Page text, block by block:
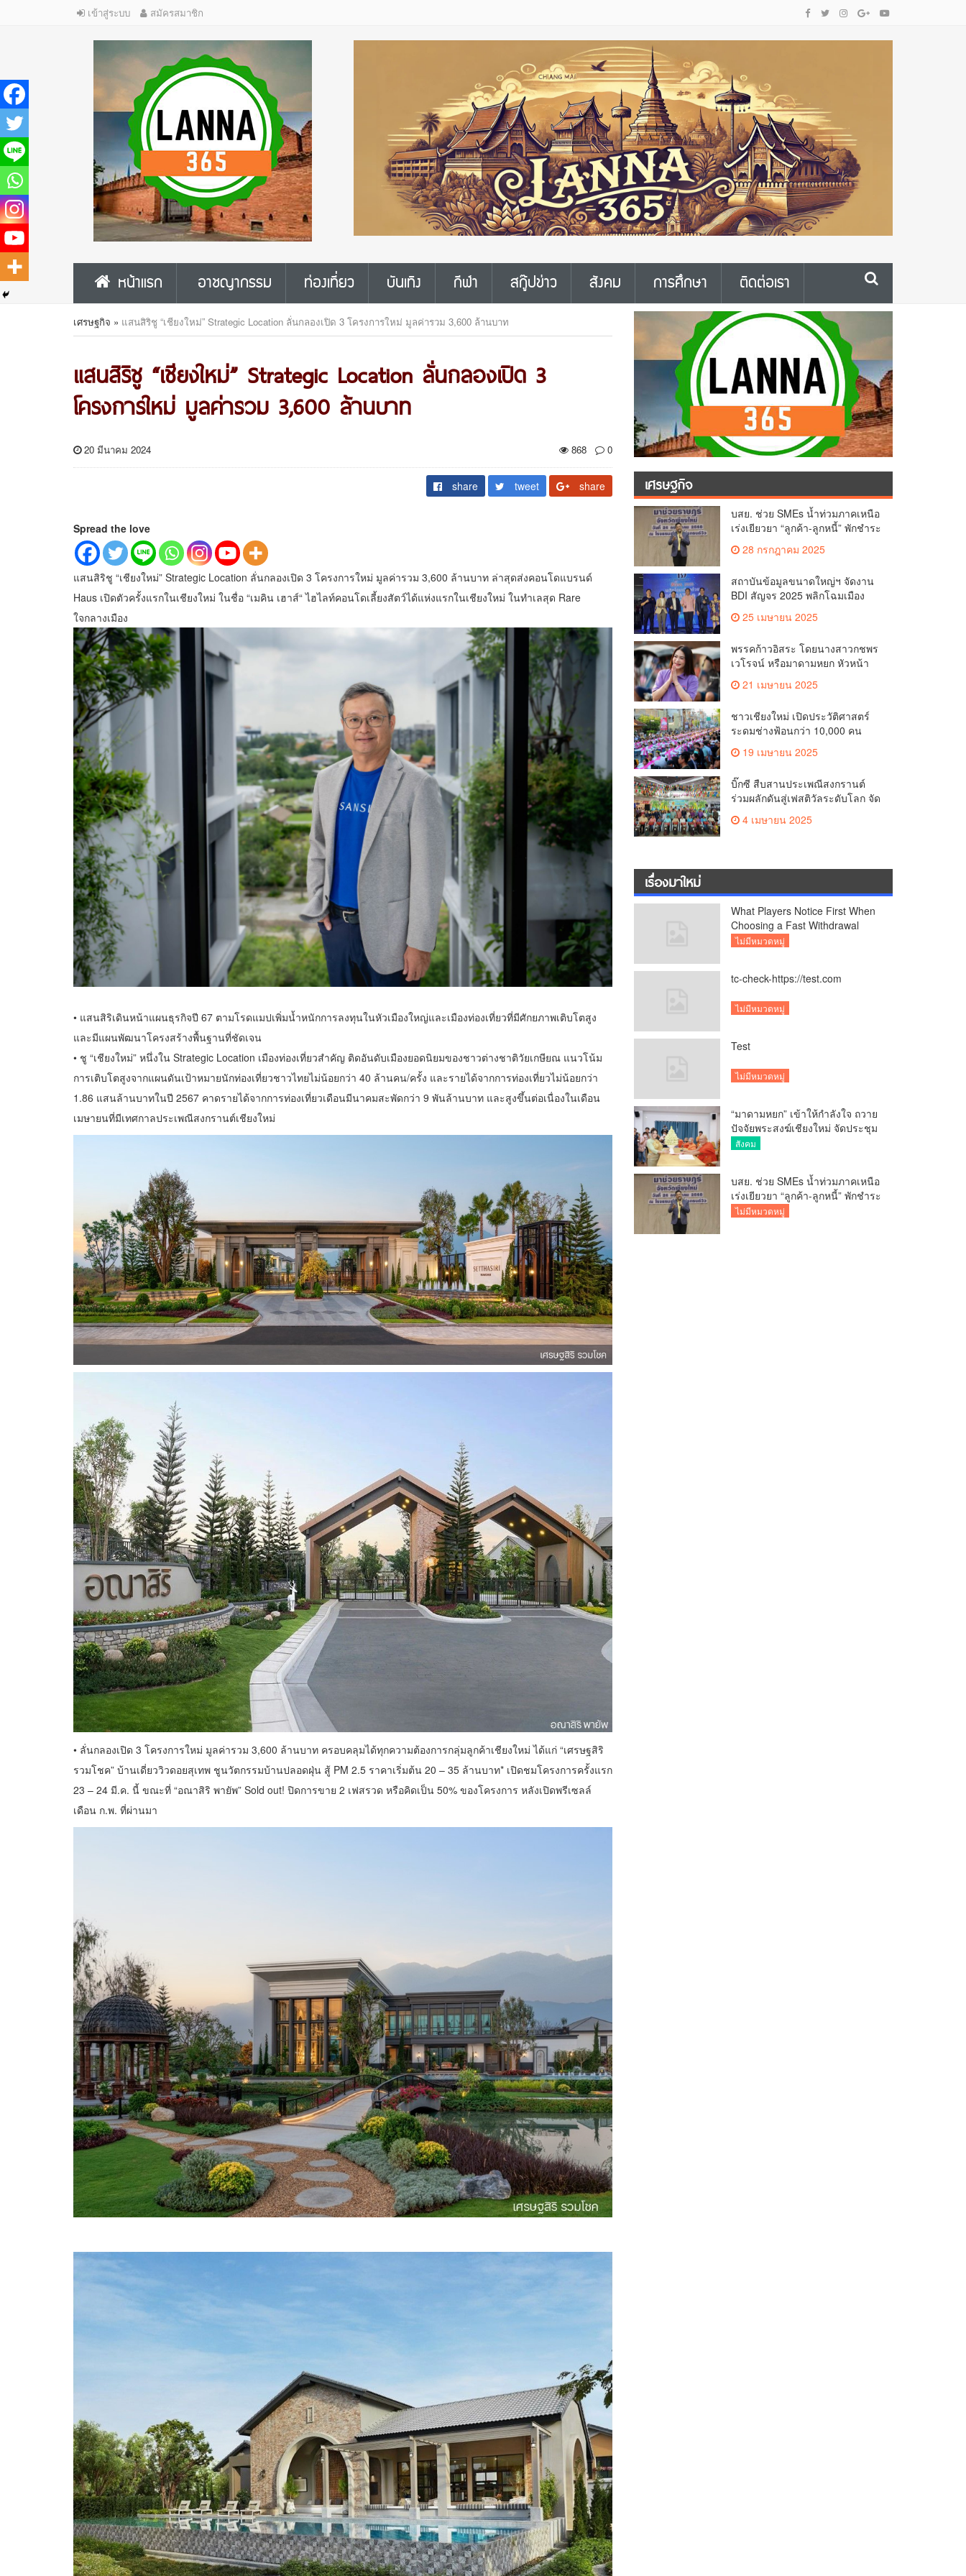
เข้าสู่ระบบ สมัครสมาชิก
หน้าแรก อาชญากรรม ท่องเที่ยว บันเทิง กีฬา สกู๊ปข่าว สังคม การศึกษา ติดต่อเรา
เศรษฐกิจ » แสนสิริชู “เชียงใหม่” Strategic Location ลั่นกลองเปิด 3 โครงการใหม่ มูลค่ารวม 3,600 ล้านบาท
แสนสิริชู “เชียงใหม่” Strategic Location ลั่นกลองเปิด 3
โครงการใหม่ มูลค่ารวม 3,600 ล้านบาท
20 มีนาคม 2024 868 0
share tweet share
Spread the love
แสนสิริชู “เชียงใหม่” Strategic Location ลั่นกลองเปิด 3 โครงการใหม่ มูลค่ารวม 3,600 ล้านบาท ล่าสุดส่งคอนโดแบรนด์
Haus เปิดตัวครั้งแรกในเชียงใหม่ ในชื่อ “เมคิน เฮาส์“ ไฮไลท์คอนโดเลี้ยงสัตว์ได้แห่งแรกในเชียงใหม่ ในทำเลสุด Rare
ใจกลางเมือง
• แสนสิริเดินหน้าแผนธุรกิจปี 67 ตามโรดแมปเพิ่มน้ำหนักการลงทุนในหัวเมืองใหญ่และเมืองท่องเที่ยวที่มีศักยภาพเติบโตสูง
และมีแผนพัฒนาโครงสร้างพื้นฐานที่ชัดเจน
• ชู “เชียงใหม่” หนึ่งใน Strategic Location เมืองท่องเที่ยวสำคัญ ติดอันดับเมืองยอดนิยมของชาวต่างชาติวัยเกษียณ แนวโน้ม
การเติบโตสูงจากแผนดันเป้าหมายนักท่องเที่ยวชาวไทยไม่น้อยกว่า 40 ล้านคน/ครั้ง และรายได้จากการท่องเที่ยวไม่น้อยกว่า
1.86 แสนล้านบาทในปี 2567 คาดรายได้จากการท่องเที่ยวเดือนมีนาคมสะพัดกว่า 9 พันล้านบาท และสูงขึ้นต่อเนื่องในเดือน
เมษายนที่มีเทศกาลประเพณีสงกรานต์เชียงใหม่
• ลั่นกลองเปิด 3 โครงการใหม่ มูลค่ารวม 3,600 ล้านบาท ครอบคลุมได้ทุกความต้องการกลุ่มลูกค้าเชียงใหม่ ได้แก่ “เศรษฐสิริ
รวมโชค” บ้านเดี่ยววิวดอยสุเทพ ชูนวัตกรรมบ้านปลอดฝุ่น สู้ PM 2.5 ราคาเริ่มต้น 20 – 35 ล้านบาท* เปิดชมโครงการครั้งแรก
23 – 24 มี.ค. นี้ ขณะที่ “อณาสิริ พายัพ” Sold out! ปิดการขาย 2 เฟสรวด หรือคิดเป็น 50% ของโครงการ หลังเปิดพรีเซลล์
เดือน ก.พ. ที่ผ่านมา
เศรษฐกิจ
บสย. ช่วย SMEs น้ำท่วมภาคเหนือ
เร่งเยียวยา “ลูกค้า-ลูกหนี้” พักชำระ
ค่าธรรมเนียม-ค่างวด
28 กรกฎาคม 2025
สถาบันข้อมูลขนาดใหญ่ฯ จัดงาน
BDI สัญจร 2025 พลิกโฉมเมือง
ด้วย Big Data & AI ครั้งที่ 2 ที่
จ.เชียงใหม่ ผลักดันการใช้ข้อมูล
คุณภาพชีวิตของชาวเชียงใหม่
25 เมษายน 2025
พรรคก้าวอิสระ โดยนางสาวกชพร
เวโรจน์ หรือมาดามหยก หัวหน้า
พรรคฯ จัดการประชุมใหญ่สามัญ
ประจำปี 2568 พรรคก้าวอิสระ ครั้ง
21 เมษายน 2025
ชาวเชียงใหม่ เปิดประวัติศาสตร์
ระดมช่างฟ้อนกว่า 10,000 คน
ร่วมบันทึกสถิติโลก Guinness
World Records สำเร็จทำลายสถิติ
7,218 คน เฉลิมฉลองในวาระครบ
รอบ 729 ปีแห่งการสถาปนาเมือง
เชียงใหม่
19 เมษายน 2025
บิ๊กซี สืบสานประเพณีสงกรานต์
ร่วมผลักดันสู่เฟสติวัลระดับโลก จัด
แคมเปญ “สาดสนุกรับสงกรานต์ที่
บิ๊กซี” อัดโปรฉ่ำ ลดสูงสุด 50%
ว่า 2,132 ล้านบาท
4 เมษายน 2025
เรื่องมาใหม่
What Players Notice First When
Choosing a Fast Withdrawal
Casino UK
ไม่มีหมวดหมู่
tc-check-https://test.com
ไม่มีหมวดหมู่
Test
ไม่มีหมวดหมู่
“มาดามหยก” เข้าให้กำลังใจ ถวาย
ปัจจัยพระสงฆ์เชียงใหม่ จัดประชุม
ทำบัญชีรายรับรายจ่ายของวัด กว่า
สังคม
บสย. ช่วย SMEs น้ำท่วมภาคเหนือ
เร่งเยียวยา “ลูกค้า-ลูกหนี้” พักชำระ
ค่าธรรมเนียม-ค่างวด
ไม่มีหมวดหมู่